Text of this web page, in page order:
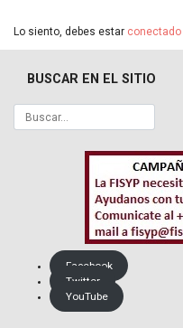
Lo siento, debes estar conectado
BUSCAR EN EL SITIO
Facebook
Twitter
YouTube